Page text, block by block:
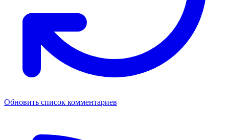
Обновить список комментариев